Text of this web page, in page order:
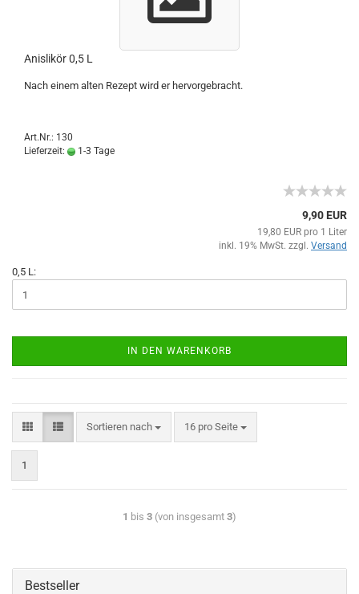
Anislikör 0,5 L
Nach einem alten Rezept wird er hervorgebracht.
Art.Nr.: 130
Lieferzeit:
1-3 Tage
9,90 EUR
19,80 EUR pro 1 Liter
inkl. 19% MwSt. zzgl. Versand
0,5 L:
IN DEN WARENKORB
Sortieren nach 16 pro Seite
1
1 bis 3 (von insgesamt 3)
Bestseller